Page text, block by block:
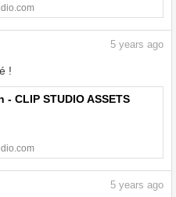
!
5 years ago
- CLIP STUDIO ASSETS
5 years ago